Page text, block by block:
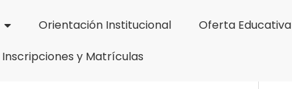
Orientación Institucional
Oferta Educativa
Inscripciones y Matrículas